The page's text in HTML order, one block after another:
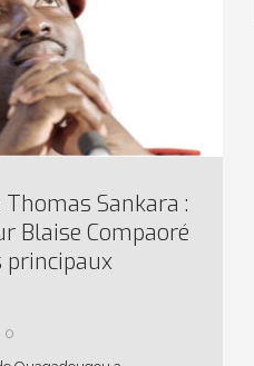
Sankara :
Blaise Compaoré
principaux
0